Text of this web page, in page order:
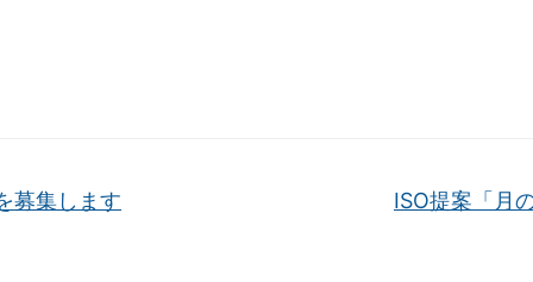
募集します ISO提案「月